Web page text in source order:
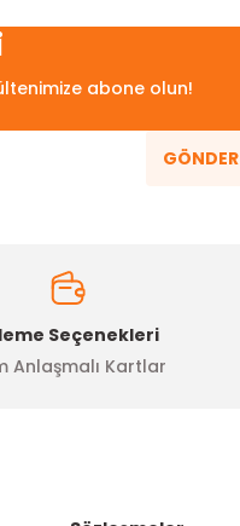
abone olun!
GÖNDER
Seçenekleri
Anlaşmalı Kartlar